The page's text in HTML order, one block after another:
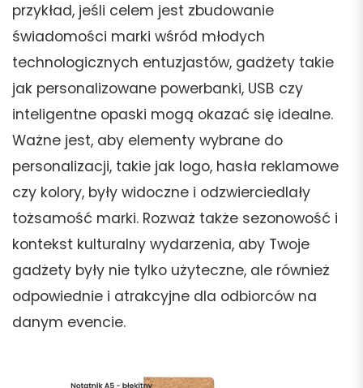
przykład, jeśli celem jest zbudowanie
świadomości marki wśród młodych
technologicznych entuzjastów, gadżety takie
jak personalizowane powerbanki, USB czy
inteligentne opaski mogą okazać się idealne.
Ważne jest, aby elementy wybrane do
personalizacji, takie jak logo, hasła reklamowe
czy kolory, były widoczne i odzwierciedlały
tożsamość marki. Rozważ także sezonowość i
kontekst kulturalny wydarzenia, aby Twoje
gadżety były nie tylko użyteczne, ale również
odpowiednie i atrakcyjne dla odbiorców na
danym evencie.